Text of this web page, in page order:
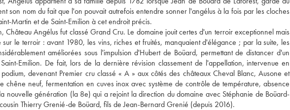
son nom du fait que l'on pouvait autrefois entendre sonner l'angélus à la fois par les cloches
Martin et de Saint-Emilion à cet endroit précis.
Château Angélus fut classé Grand Cru. Le domaine jouit certes d'un terroir exceptionnel mais
le terroir : avant 1980, les vins, riches et fruités, manquaient d'élégance ; par la suite, les
améliorées sous l'impulsion d'Hubert de Boüard, permettant de distancer d'un
Emilion. De fait, lors de la dernière révision classement de l'appellation, intervenue en
devenant Premier cru classé « A » aux côtés des châteaux Cheval Blanc, Ausone et
chêne neuf, fermentation en cuves inox avec système de contrôle de température, absence
nouvelle génération (la 8e) qui a rejoint la direction du domaine avec Stéphanie de Boüard-
Thierry Grenié-de Boüard, fils de Jean-Bernard Grenié (depuis 2016).